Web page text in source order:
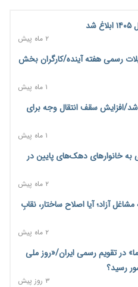
خرید اعتباری؛ فین‌تک‌ها وارد میدان
۲ روز پیش
دانشجویان تحصیلات تکمیلی
افزایش سپرده قانونی با هدف
ترمز تولید خودرو کشیده شد؛ افت ۲۵ درصدی تیراژ ایران‌خودرو،
به راهبرد تأمین کالاهای
۲ ماه پیش
رسمی هفته آینده/کارگران بخش
۱ ماه پیش
برطرف شد/افزایش سقف انتقال وجه برای
۱ ماه پیش
به خانوارهای دهک‌های پایین در
۲ ماه پیش
آزاد؛ آیا اصلاح ساختار، نقابِ
۲ ماه پیش
در تقویم رسمی ایران/«روز ملی
رسید؟
۳ روز پیش